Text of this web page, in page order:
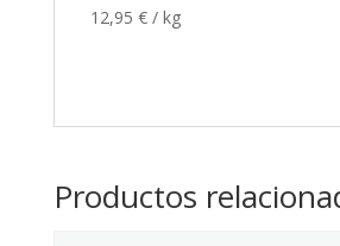
12,95 € / kg
Productos